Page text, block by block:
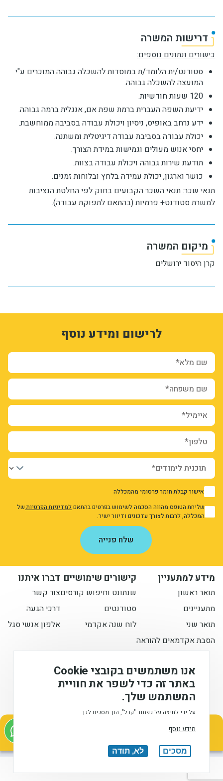
דרישות המשרה
כישורים ונתונים נוספים:
סטודנט/ית הלומד/ת במוסדות להשכלה גבוהה המוכרים ע"י
המועצה להשכלה גבוהה.
120 שעות חודשיות.
ידיעת השפה העברית ברמת שפת אם, אנגלית ברמה גבוהה.
ידע נרחב באופיס, ניסיון ויכולת עבודה בסביבה ממוחשבת.
יכולת עבודה בסביבת עבודה דיגיטלית ומשתנה.
יחסי אנוש מעולים וגמישות במידת הצורך.
תודעת שירות גבוהה ויכולת עבודה בצוות.
כושר וארגון, יכולת עמידה בלחץ ובלוחות זמנים.
תנאי שכר:תנאי השכר הקבועים בחוק לפי החלטת הנציבות
למשרת סטודנט+ פרמיות (בהתאם לתפוקת עבודה).
מיקום המשרה
קרן היסוד ירושלים
לרישום ומידע נוסף
שם מלא*
שם משפחה*
איימיל*
טלפון*
1 אישור קבלת חומר פרסומי מהמכללה
1
אני מאשר/ת את מדיניות הפרטיות
שליחת הטופס מהווה הסכמה לשימוש בפרטים בהתאםלמדיניות הפרטיותשל
המכללה, לרבות לצורך עדכונים ודיוור ישיר.
שלח פנייה
form-FYvabTFhJXdLZM9ZyUtAR3ixgaQL6mMIh7ysjNvtJQ0
0tr1ODL-AMLz_ktrDJzRpIyb1hKs3w8IHgGByK3LE5M
מידע למתעניין
תואר ראשון
מתעניינים
תואר שני
הסבת אקדמאים להוראה
קישורים שימושיים
שנתונט וחיפוש קורסים
סטודנטים
לוח שנה אקדמי
דברו איתנו
צור קשר
דרכי הגעה
אלפון אנשי סגל
המכללה האקדמית לחינוך ע"ש דוד ילין (ע.ר), © 2026
הישארו מעודכנים איתנואנו משתמשים בקובצי Cookie
באתר זה כדי לשפר את חוויית
המשתמש שלך.
על ידי לחיצה על כפתור "קבל", הנך מסכים לכך.
מידע נוסף
מסכים לא, תודה